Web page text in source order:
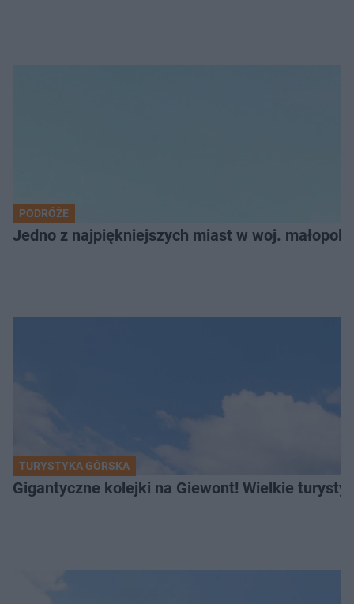
PODRÓŻE
Jedno z najpiękniejszych miast w woj.
TURYSTYKA GÓRSKA
Gigantyczne kolejki na Giewont! Wielkie